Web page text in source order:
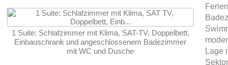
1 Suite: Schlafzimmer mit Klima, SAT-TV, Doppelbett,
Einbauschrank und angeschlossenem Badezimmer
mit WC und Dusche
Lage